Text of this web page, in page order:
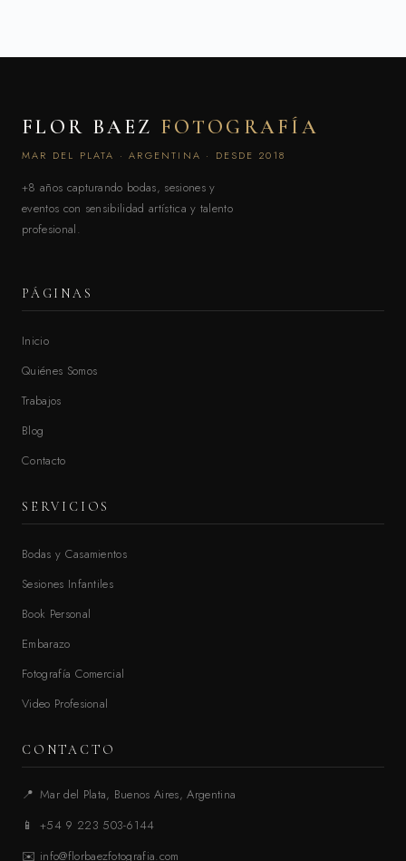
FLOR BAEZ FOTOGRAFÍA
MAR DEL PLATA · ARGENTINA · DESDE 2018
+8 años capturando bodas, sesiones y
eventos con sensibilidad artística y talento
profesional.
PÁGINAS
Inicio
Quiénes Somos
Trabajos
Blog
Contacto
SERVICIOS
Bodas y Casamientos
Sesiones Infantiles
Book Personal
Embarazo
Fotografía Comercial
Video Profesional
CONTACTO
📍 Mar del Plata, Buenos Aires, Argentina
📱
+54 9 223 503-6144
✉️ info@florbaezfotografia.com